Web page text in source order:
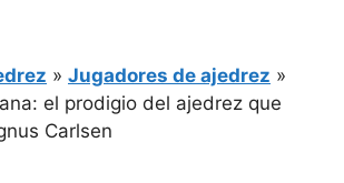
» Jugadores de ajedrez »
el prodigio del ajedrez que
Carlsen